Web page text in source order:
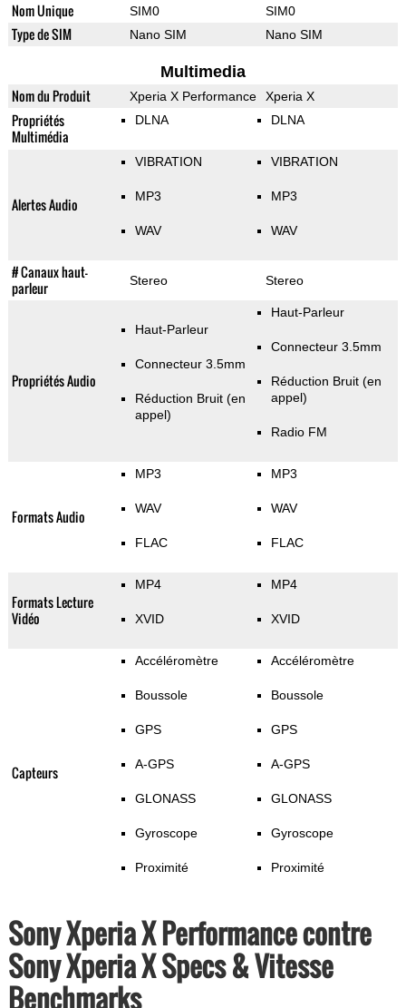
Nom Unique SIM0 SIM0
Type de SIM Nano SIM Nano SIM
Multimedia
Nom du Produit Xperia X Performance Xperia X
Propriétés
Multimédia
DLNA DLNA
Alertes Audio
VIBRATION
MP3
WAV
VIBRATION
MP3
WAV
# Canaux haut-
parleur
Stereo Stereo
Propriétés Audio
Haut-Parleur
Connecteur 3.5mm
Réduction Bruit (en
appel)
Haut-Parleur
Connecteur 3.5mm
Réduction Bruit (en
appel)
Radio FM
Formats Audio
MP3
WAV
FLAC
MP3
WAV
FLAC
Formats Lecture
Vidéo
MP4
XVID
MP4
XVID
Capteurs
Accéléromètre
Boussole
GPS
A-GPS
GLONASS
Gyroscope
Proximité
Accéléromètre
Boussole
GPS
A-GPS
GLONASS
Gyroscope
Proximité
Sony Xperia X Performance contre
Sony Xperia X Specs & Vitesse
Benchmarks